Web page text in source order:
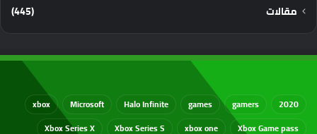
مقالات
(445)
2020
gamers
games
Halo Infinite
Microsoft
xbox
Xbox Game pass
xbox one
Xbox Series S
Xbox Series X